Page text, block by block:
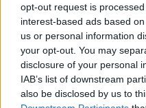
opt-out request is
interest-based ads based
us or personal information
your opt-out. You may
disclosure of your personal
IAB’s list of downstream
also be disclosed by us to
Čo robiť, ak paradajky